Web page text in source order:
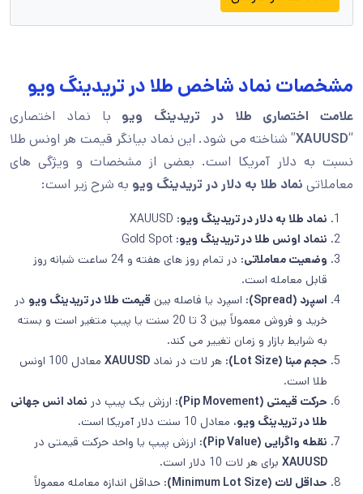
مشخصات نماد شاخص طلا در تریدینگ ویو
علامت اختصاری طلا در تریدینگ ویو با نماد اختصاری
“
XAUUSD” شناخته می شود. این نماد بیانگر قیمت هر اونس طلا
نسبت به دلار آمریکا است. بعضی از مشخصات و ویژگی های
معاملاتی نماد طلا به دلار در تریدینگ ویو به شرح زیر است:
نماد طلا به دلار در تریدینگ ویو:
ننماد اونس طلا در تریدینگ ویو:
وضعیت معاملاتی:
در تمام روز های هفته و 24 ساعت شبانه روز
قابل معامله است.
اسپرد (Spread):
اسپرد یا فاصله بین قیمت طلا در تریدینگ ویو در
خرید و فروش معمولاً بین 3 تا 20 سنت یا پیپ متغیر است و بسته
به شرایط بازار و زمان تغییر می کند.
حجم مبنا (Lot Size):
هر لات در نماد XAUUSD
معادل 100 اونس
طلا است.
حرکت قیمتی (Pip Movement):
ارزش یک پیپ در نماد انس جهانی
طلا در تریدینگ ویو، معادل 10 سنت دلار آمریکا است.
نقطه واگرایی (Pip Value):
ارزش پیپ یا واحد حرکت قیمتی در
XAUUSD برای هر لات 10 دلار است.
حداقل لات (Minimum Lot Size)
: حداقل اندازه معامله معمولاً